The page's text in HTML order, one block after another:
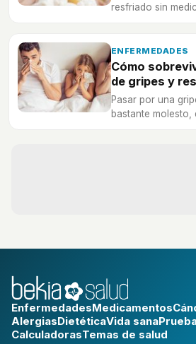
resfriado sin
ENFERMEDADES
Cómo
de gripes y
Pasar por una
bastante
EnfermedadesMedicamentos
AlergiasDietéticaVida sana
CalculadorasTemas de salud